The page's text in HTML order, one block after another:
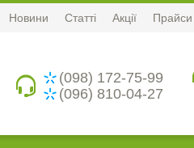
Новини Статті Акції Прайси
(098) 172-75-99
(096) 810-04-27